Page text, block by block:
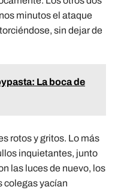
minutos el ataque
sin dejar de
La boca de
rotos y gritos. Lo más
inquietantes, junto
las luces de nuevo, los
colegas yacían